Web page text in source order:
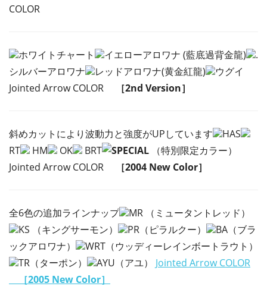
COLOR
ホワイトチャート イエローアロワナ (藍底過背金龍)
.
シルバーアロワナ
レッドアロワナ(黄金紅龍)
ウグイ
Jointed Arrow COLOR
［2nd Version］
斜めカットにより波動力と強度がUPしています
HAS
RT
HM OK BRT SPECIAL （特別限定カラー）
Jointed Arrow COLOR
［2004 New Color］
全6色の追加ラインナップ
MR （ミュータントレッド）
KS （キングサーモン）
PR（ピラルクー）
BA（ブラ
ックアロワナ）
WRT（ウッディーレインボートラウト）
TR（ターポン）
AYU（アユ） Jointed Arrow COLOR
［2005 New Color］